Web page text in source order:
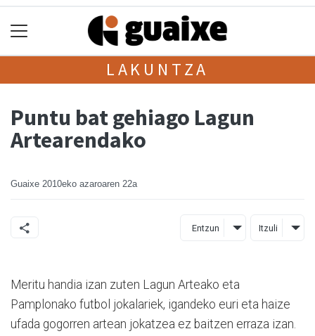
LAKUNTZA
Puntu bat gehiago Lagun
Artearendako
Guaixe 2010eko azaroaren 22a
Entzun Itzuli
Meritu handia izan zuten Lagun Arteako eta
Pamplonako futbol jokalariek, igandeko euri eta haize
ufada gogorren artean jokatzea ez baitzen erraza izan.